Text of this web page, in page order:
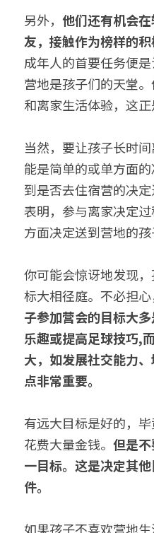
另外， 他们还有机会
友，接触作为榜样的
成年人的首要任务便
营地是孩子们的天堂
和离家生活体验，这正
当然，要让孩子长时
能是简单的或单方面
到是否去住宿营的决
表明，参与离家决定
方面决定送到营地的孩
你可能会惊讶地发现
标大相径庭。不必担心
子参加营会的目标大
乐趣或提高足球技巧,
大，如发展社交能力
点非常重要。
有远大目标是好的，
花费大量金钱。 但是
一目标。这是决定其
件。
如果孩子不喜欢营地